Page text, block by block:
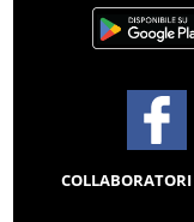
COLLABORATORI